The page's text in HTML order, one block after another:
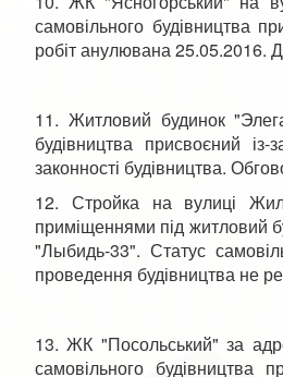
самовільного будівництва
робіт анулювана 25.05.2016.
11. Житловий будинок
будівництва присвоєний
законності будівництва.
12. Стройка на вулиці
приміщеннями під житловий
"Лыбидь-33". Статус
проведення будівництва не
13. ЖК "Посольський" за
самовільного